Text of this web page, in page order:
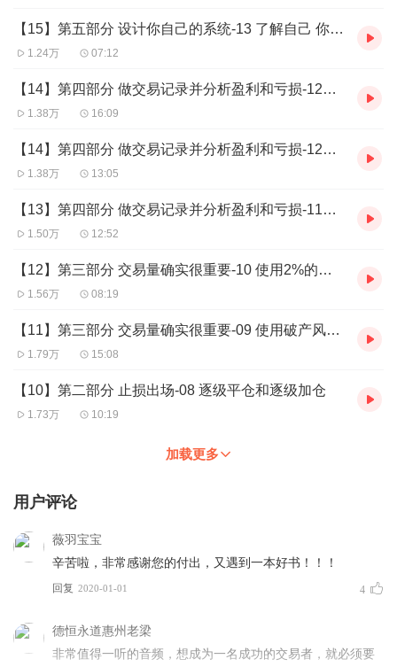
【15】第五部分 设计你自己的系统-13 了解自己 你的风险和纪律
1.24万 07:12
【14】第四部分 做交易记录并分析盈利和亏损-12使用交易卡片和分类表（下）
1.38万 16:09
【14】第四部分 做交易记录并分析盈利和亏损-12使用交易卡片和分类表（上）
1.38万 13:05
【13】第四部分 做交易记录并分析盈利和亏损-11分析利润和亏损以及更多的成功公式
1.50万 12:52
【12】第三部分 交易量确实很重要-10 使用2%的风险公式和合适的交易量公式
1.56万 08:19
【11】第三部分 交易量确实很重要-09 使用破产风险表和最优f公式
1.79万 15:08
【10】第二部分 止损出场-08 逐级平仓和逐级加仓
1.73万 10:19
加载更多
用户评论
薇羽宝宝
辛苦啦，非常感谢您的付出，又遇到一本好书！！！
回复 2020-01-01 4
德恒永道惠州老梁
非常值得一听的音频，想成为一名成功的交易者，就必须要